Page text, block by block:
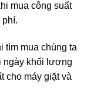
mua công suất
tìm mua chúng ta
ngày khối lượng
cho máy giặt và